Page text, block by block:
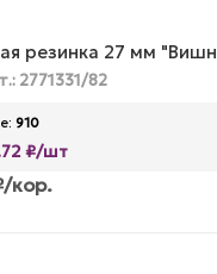
резинка 27 мм
2771331/82
910
₽/шт
/кор.